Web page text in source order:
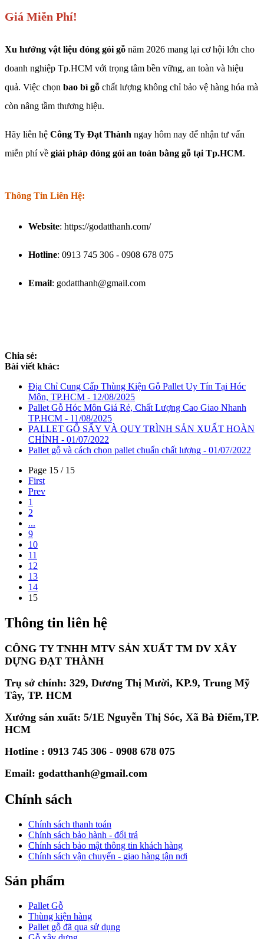
Giá Miễn Phí!
Xu hướng vật liệu đóng gói gỗ năm 2026 mang lại cơ hội lớn cho
doanh nghiệp Tp.HCM với trọng tâm bền vững, an toàn và hiệu
quả. Việc chọn bao bì gỗ chất lượng không chỉ bảo vệ hàng hóa mà
còn nâng tầm thương hiệu.
Hãy liên hệ Công Ty Đạt Thành ngay hôm nay để nhận tư vấn
miễn phí về giải pháp đóng gói an toàn bằng gỗ tại Tp.HCM.
Thông Tin Liên Hệ:
Website: https://godatthanh.com/
Hotline: 0913 745 306 - 0908 678 075
Email: godatthanh@gmail.com
Chia sẻ:
Bài viết khác:
Địa Chỉ Cung Cấp Thùng Kiện Gỗ Pallet Uy Tín Tại Hóc
Môn, TP.HCM - 12/08/2025
Pallet Gỗ Hóc Môn Giá Rẻ, Chất Lượng Cao Giao Nhanh
TP.HCM - 11/08/2025
PALLET GỖ SẤY VÀ QUY TRÌNH SẢN XUẤT HOÀN
CHỈNH - 01/07/2022
Pallet gỗ và cách chọn pallet chuẩn chất lượng - 01/07/2022
Page 15 / 15
First
Prev
1
2
...
9
10
11
12
13
14
15
Thông tin liên hệ
CÔNG TY TNHH MTV SẢN XUẤT TM DV XÂY
DỰNG ĐẠT THÀNH
Trụ sở chính: 329, Dương Thị Mười, KP.9, Trung Mỹ
Tây, TP. HCM
Xưởng sản xuất: 5/1E Nguyễn Thị Sóc, Xã Bà Điểm,TP.
HCM
Hotline : 0913 745 306 - 0908 678 075
Email: godatthanh@gmail.com
Chính sách
Chính sách thanh toán
Chính sách bảo hành - đổi trả
Chính sách bảo mật thông tin khách hàng
Chính sách vận chuyển - giao hàng tận nơi
Sản phẩm
Pallet Gỗ
Thùng kiện hàng
Pallet gỗ đã qua sử dụng